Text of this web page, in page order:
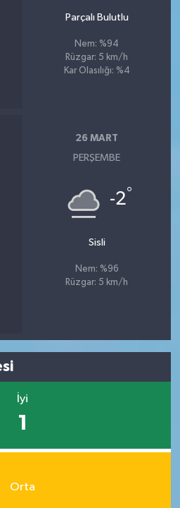
Parçalı Bulutlu
Nem: %94
Rüzgar: 5 km/h
Kar Olasılığı: %4
26 MART
PERŞEMBE
-2°
Sisli
Nem: %96
Rüzgar: 5 km/h
İyi
1
Orta